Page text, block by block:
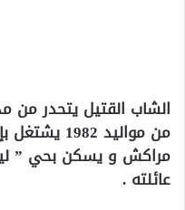
الشاب القتيل يتحدر
من مواليد
مراكش و يسكن بحي ”
عائلته .